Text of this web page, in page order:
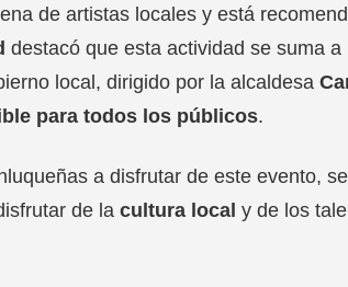
de artistas locales y está
destacó que esta actividad se suma a
local, dirigido por la alcaldesa
para todos los públicos.
a disfrutar de este evento,
de la cultura local y de los